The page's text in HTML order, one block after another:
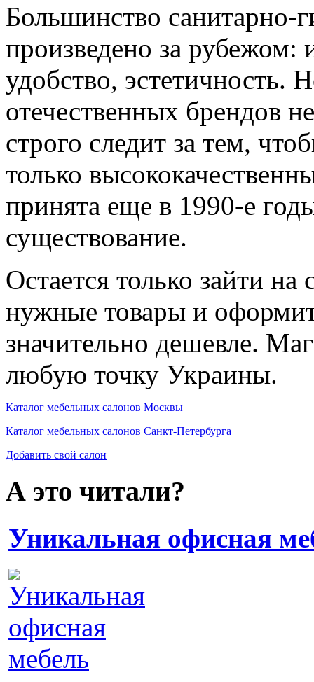
Большинство санитарно-
произведено за рубежом:
удобство, эстетичность.
отечественных брендов
строго следит за тем,
только
принята еще в 1990-е
существование.
Остается только зайти на
нужные товары и
значительно дешевле.
любую точку Украины.
Каталог мебельных салонов Москвы
Каталог мебельных салонов Санкт-Петербурга
Добавить свой салон
А это читали?
Уникальная офисная